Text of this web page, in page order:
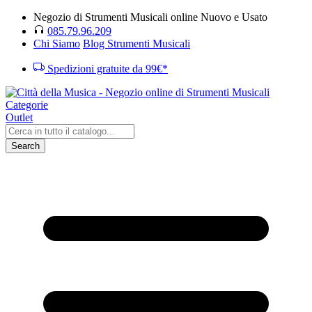
Negozio di Strumenti Musicali online Nuovo e Usato
085.79.96.209
Chi Siamo Blog Strumenti Musicali
Spedizioni gratuite da 99€*
Categorie
Outlet
Search